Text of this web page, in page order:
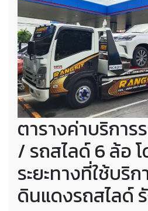
ตารางค่าบริการ
/ รถสไลด์ 6 ล้อ
ระยะทางที่ใช้บริ
ดินแดงรถสไลด์